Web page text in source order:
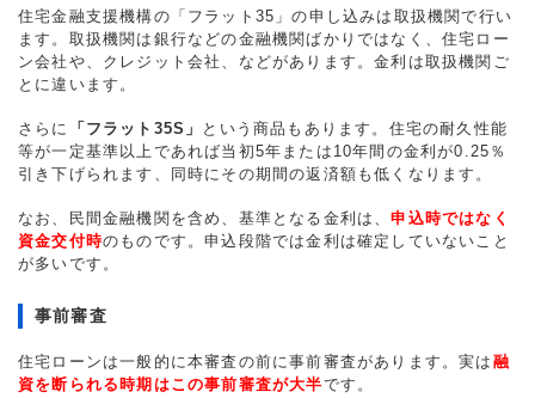
住宅金融支援機構の「フラット35」の申し込みは取扱機関で行い
ます。取扱機関は銀行などの金融機関ばかりではなく、住宅ロー
ン会社や、クレジット会社、などがあります。金利は取扱機関ご
とに違います。
さらに 「フラット35S」
という商品もあります。住宅の耐久性能
等が一定基準以上であれば当初5年または10年間の金利が0.25％
引き下げられます、同時にその期間の返済額も低くなります。
なお、民間金融機関を含め、基準となる金利は、申込時ではなく
資金交付時のものです。申込段階では金利は確定していないこと
が多いです。
事前審査
住宅ローンは一般的に本審査の前に事前審査があります。実は 融
資を断られる時期はこの事前審査が大半です。